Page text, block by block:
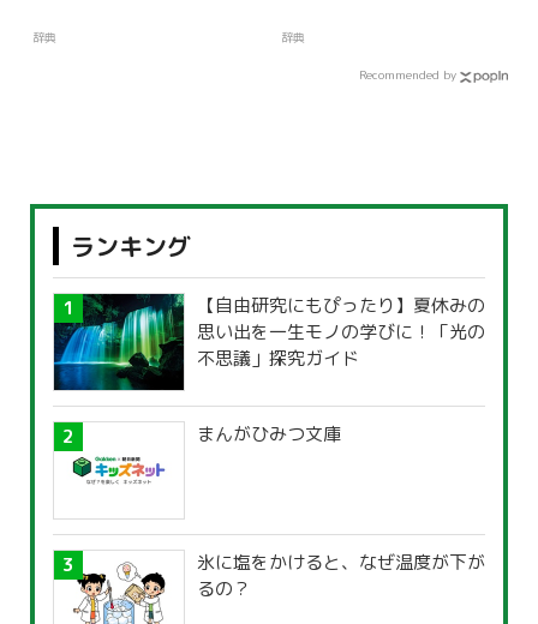
辞典 辞典
Recommended by
ランキング
【自由研究にもぴったり】夏休みの
思い出を一生モノの学びに！「光の
不思議」探究ガイド
まんがひみつ文庫
氷に塩をかけると、なぜ温度が下が
るの？